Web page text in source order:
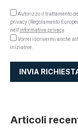
Autorizzo il trattamento
privacy (Regolamento
nell'informativa privacy.
Vorrei iscrivermi anche
iniziative.
Articoli